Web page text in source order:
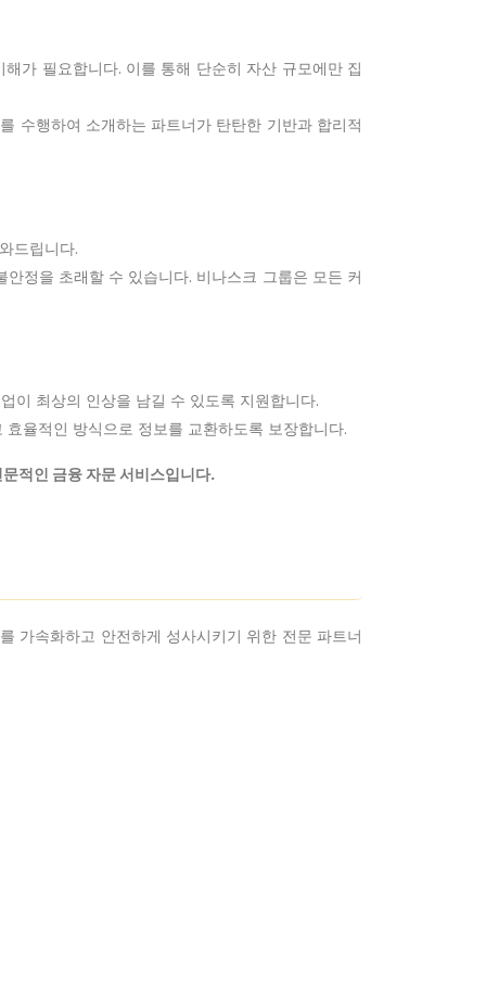
가 필요합니다. 이를 통해 단순히 자산 규모에만 집
수행하여 소개하는 파트너가 탄탄한 기반과 합리적
드립니다.
정을 초래할 수 있습니다. 비나스크 그룹은 모든 커
이 최상의 인상을 남길 수 있도록 지원합니다.
율적인 방식으로 정보를 교환하도록 보장합니다.
문적인 금융 자문 서비스입니다.
가속화하고 안전하게 성사시키기 위한 전문 파트너